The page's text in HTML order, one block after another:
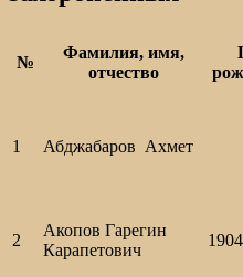
№
Фамилия, имя,
отчество
1 Абджабаров Ахмет
2
Акопов Гарегин
Карапетович
1904